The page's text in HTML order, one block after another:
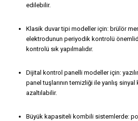
edilebilir.
Klasik duvar tipi modeller için: brülör
elektrodunun periyodik kontrolü
kontrolü sık yapılmalıdır.
Dijital kontrol panelli modeller için:
panel tuşlarının temizliği ile yanlış sinyal
azaltılabilir.
Büyük kapasiteli kombili sistemlerde: